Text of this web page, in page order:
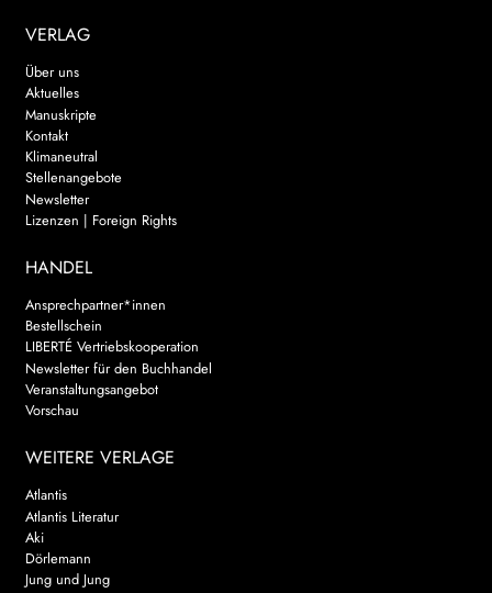
VERLAG
Über uns
Aktuelles
Manuskripte
Kontakt
Klimaneutral
Stellenangebote
Newsletter
Lizenzen | Foreign Rights
HANDEL
Ansprechpartner*innen
Bestellschein
LIBERTÉ Vertriebskooperation
Newsletter für den Buchhandel
Veranstaltungsangebot
Vorschau
WEITERE VERLAGE
Atlantis
Atlantis Literatur
Aki
Dörlemann
Jung und Jung